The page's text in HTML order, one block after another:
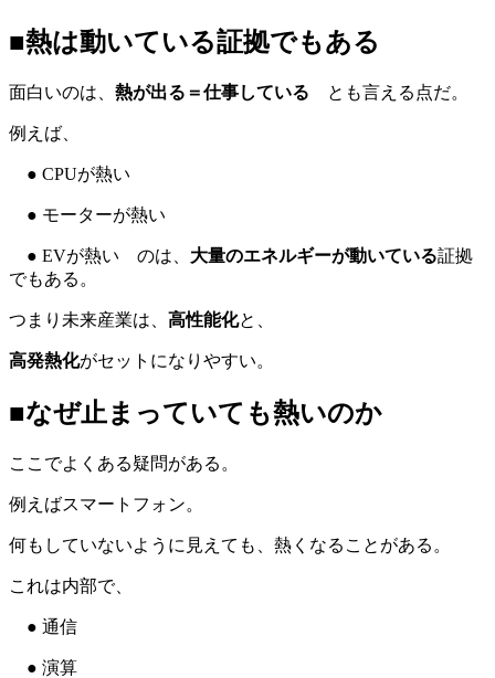
■熱は動いている証拠でもある
面白いのは、 熱が出る＝仕事している とも言える点だ。
例えば、
● CPUが熱い
● モーターが熱い
● EVが熱い のは、 大量のエネルギーが動いている証拠
でもある。
つまり未来産業は、 高性能化と、
高発熱化がセットになりやすい。
■なぜ止まっていても熱いのか
ここでよくある疑問がある。
例えばスマートフォン。
何もしていないように見えても、熱くなることがある。
これは内部で、
● 通信
● 演算